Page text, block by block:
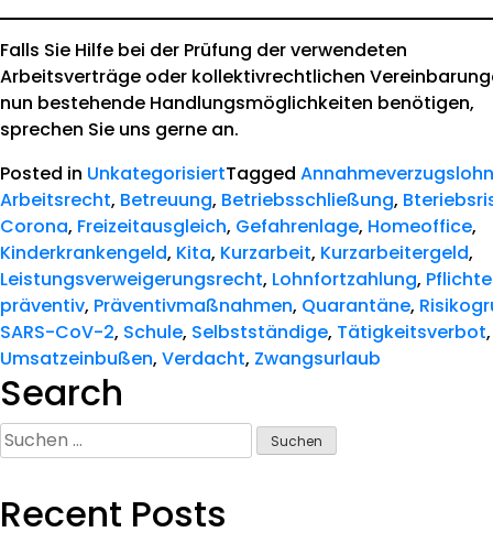
Falls Sie Hilfe bei der Prüfung der verwendeten
Arbeitsverträge oder kollektivrechtlichen
nun bestehende Handlungsmöglichkeiten benötigen,
sprechen Sie uns gerne an.
Posted in UnkategorisiertTagged Annahmeverzugslohn
Arbeitsrecht, Betreuung, Betriebsschließung,
Corona, Freizeitausgleich, Gefahrenlage, Homeoffice,
Kinderkrankengeld, Kita, Kurzarbeit, Kurzarbeitergeld,
Leistungsverweigerungsrecht, Lohnfortzahlung,
präventiv, Präventivmaßnahmen, Quarantäne,
SARS-CoV-2, Schule, Selbstständige, Tätigkeitsverbot,
Umsatzeinbußen, Verdacht, Zwangsurlaub
Search
Suchen
nach:
Recent Posts